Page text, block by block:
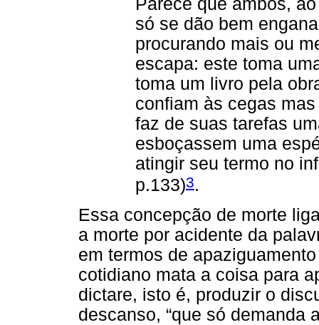
só se dão bem
procurando mais ou
escapa: este toma
toma um livro pela
confiam às cegas
faz de suas tarefas
esboçassem uma
atingir seu termo no
p.133)3.
Essa concepção de morte
a morte por acidente da
em termos de
cotidiano mata a coisa para
dictare, isto é, produzir o
descanso, “que só demanda